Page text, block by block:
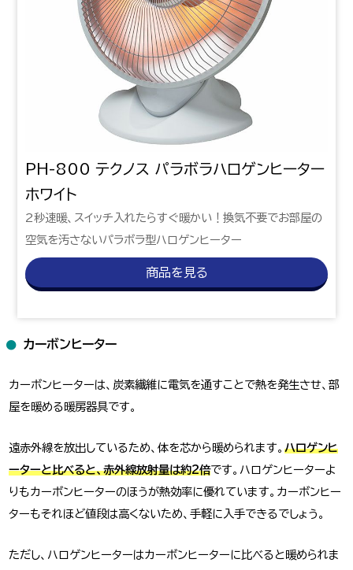
PH-800 テクノス パラボラハロゲンヒーター
ホワイト
2秒速暖、スイッチ入れたらすぐ暖かい！換気不要でお部屋の
空気を汚さないパラボラ型ハロゲンヒーター
商品を見る
カーボンヒーター
カーボンヒーターは、炭素繊維に電気を通すことで熱を発生させ、部
屋を暖める暖房器具です。
遠赤外線を放出しているため、体を芯から暖められます。ハロゲンヒ
ーターと比べると、赤外線放射量は約2倍です。ハロゲンヒーターよ
りもカーボンヒーターのほうが熱効率に優れています。カーボンヒー
ターもそれほど値段は高くないため、手軽に入手できるでしょう。
ただし、ハロゲンヒーターはカーボンヒーターに比べると暖められま